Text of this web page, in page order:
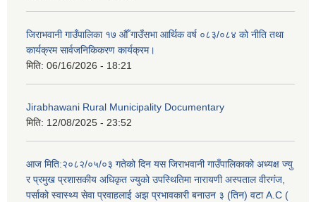
जिराभवानी गाउँपालिका १७ औँ गाउँसभा आर्थिक वर्ष ०८३/०८४ को नीति तथा
कार्यक्रम सार्वजनिकिकरण कार्यक्रम।
मिति: 06/16/2026 - 18:21
Jirabhawani Rural Municipality Documentary
मिति: 12/08/2025 - 23:52
आज मिति:२०८२/०५/०३ गतेको दिन यस जिराभवानी गाउँपालिकाको अध्यक्ष ज्यु
र प्रमुख प्रशासकीय अधिकृत ज्युको उपस्थितिमा नारायणी अस्पताल वीरगंज,
पर्साको स्वास्थ्य सेवा प्रवाहलाई अझ प्रभावकारी बनाउन ३ (तिन) वटा A.C (